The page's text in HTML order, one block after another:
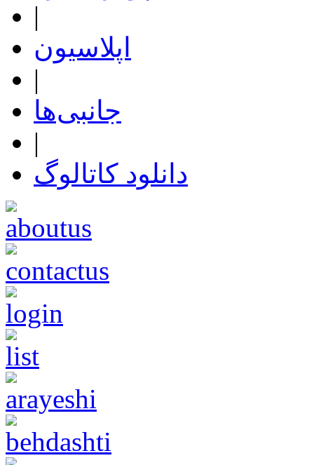
|
اپلاسیون
|
جانبی‌ها
|
دانلود کاتالوگ